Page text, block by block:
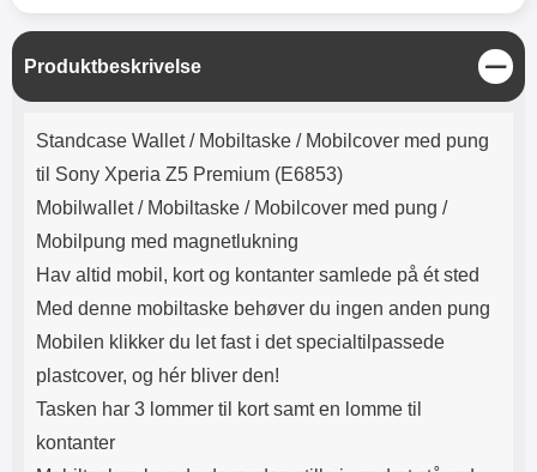
Lyttetid: cirka 4 timer
kontakt. USB Type-C til Lightning
kabel medfølger. Produktet er CE
50/60Hz 0.8A Max Output: USB:
DC5V/3.0A (15W) 9V/2.0A (18W)
(PD15W) 9V/2.22A (PD20W)
12V/1.67A(PD20W) Total Effekt:
20.W Max Længde på ledning: 1
Produktbeskrivelse
L
u
k
Produktbeskrivelse
Standcase Wallet / Mobiltaske / Mobilcover med pung
til Sony Xperia Z5 Premium (E6853)
Mobilwallet / Mobiltaske / Mobilcover med pung /
Mobilpung med magnetlukning
Hav altid mobil, kort og kontanter samlede på ét sted
Med denne mobiltaske behøver du ingen anden pung
Mobilen klikker du let fast i det specialtilpassede
plastcover, og hér bliver den!
Tasken har 3 lommer til kort samt en lomme til
kontanter